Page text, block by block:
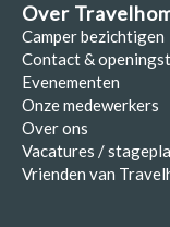
Over
Camper bezichtigen
Contact &
Evenementen
Onze medewerkers
Over ons
Vacatures /
Vrienden van